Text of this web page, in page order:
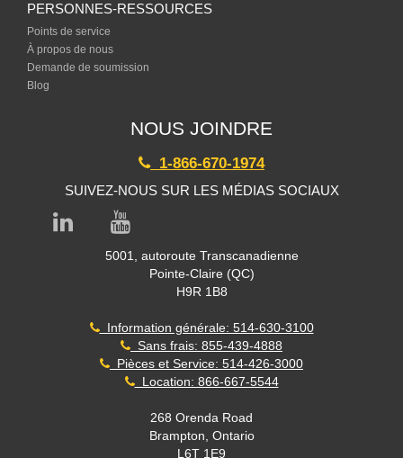
PERSONNES-RESSOURCES
Points de service
À propos de nous
Demande de soumission
Blog
NOUS JOINDRE
1-866-670-1974
SUIVEZ-NOUS SUR LES MÉDIAS SOCIAUX
5001, autoroute Transcanadienne
Pointe-Claire (QC)
H9R 1B8
Information générale: 514-630-3100
Sans frais: 855-439-4888
Pièces et Service: 514-426-3000
Location: 866-667-5544
268 Orenda Road
Brampton, Ontario
L6T 1E9